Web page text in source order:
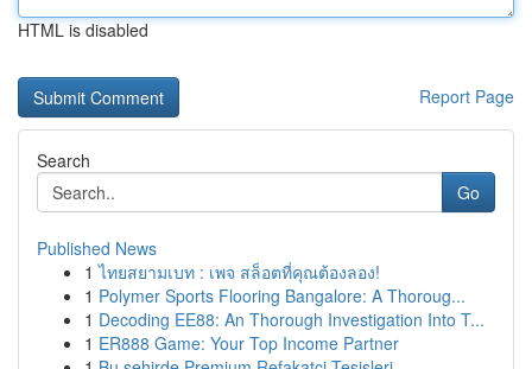
HTML is disabled
Report Page
Search
Go
Published News
1 ไทยสยามเบท : เพจ สล็อตที่คุณต้องลอง!
1 Polymer Sports Flooring Bangalore: A Thoroug...
1 Decoding EE88: An Thorough Investigation Into T...
1 ER888 Game: Your Top Income Partner